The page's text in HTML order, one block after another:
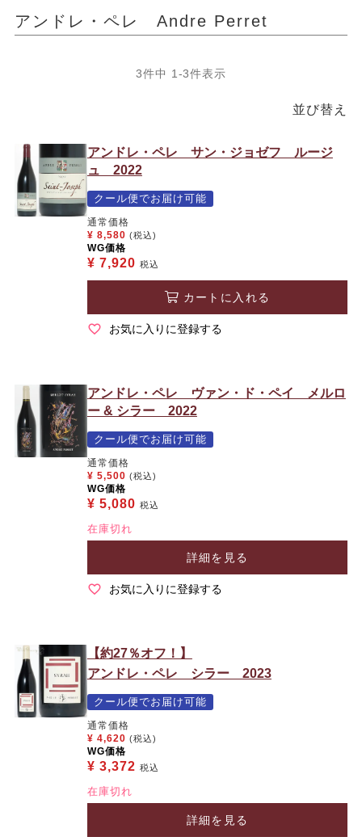
アンドレ・ペレ Andre Perret
並び替え
3件中 1 -3件表示
アンドレ・ペレ サン・ジョゼフ ルージ
ュ 2022
クール便でお届け可能
通常価格
¥ 8,580 (税込)
WG価格
¥ 7,920 税込
カートに入れる
お気に入りに登録する
アンドレ・ペレ ヴァン・ド・ペイ メルロ
ー & シラー 2022
クール便でお届け可能
通常価格
¥ 5,500 (税込)
WG価格
¥ 5,080 税込
在庫切れ
詳細を見る
お気に入りに登録する
【約27％オフ！】
アンドレ・ペレ シラー 2023
クール便でお届け可能
通常価格
¥ 4,620 (税込)
WG価格
¥ 3,372 税込
在庫切れ
詳細を見る